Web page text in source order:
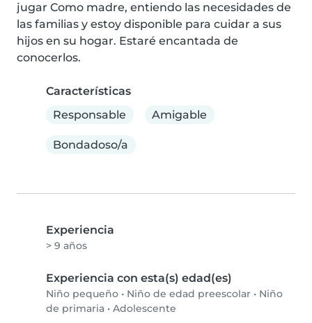
jugar Como madre, entiendo las necesidades de
las familias y estoy disponible para cuidar a sus
hijos en su hogar. Estaré encantada de
conocerlos.
Características
Responsable
Amigable
Bondadoso/a
Experiencia
> 9 años
Experiencia con esta(s) edad(es)
Niño pequeño • Niño de edad preescolar • Niño
de primaria • Adolescente